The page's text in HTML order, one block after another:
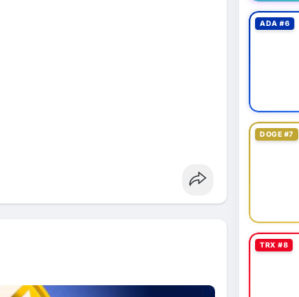
ADA #6
DOGE #7
TRX #8